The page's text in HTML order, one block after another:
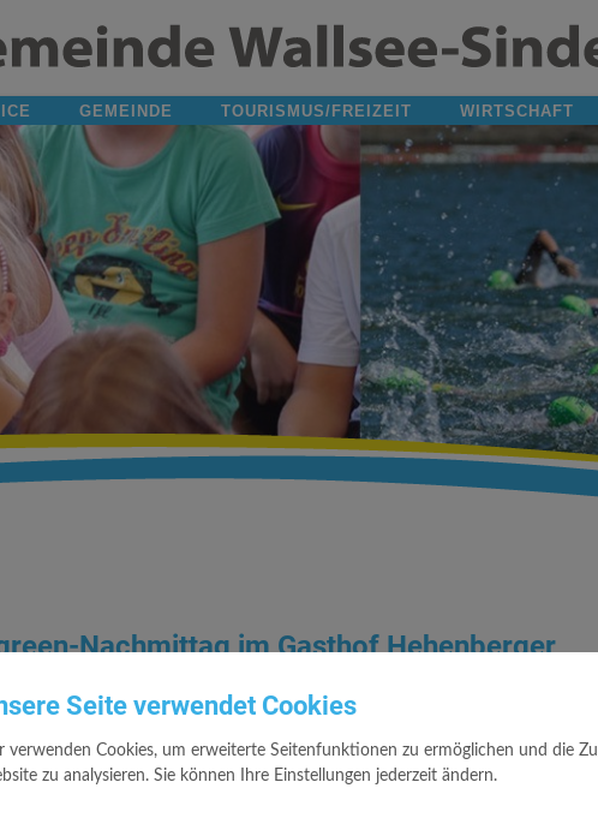
GEMEINDE TOURISMUS/FREIZEIT WIRTSCHAFT
Nachmittag im Gasthof Hehenberger
10. November 2026 15:00 Uhr bis 20:00 Uhr
Tanzen und Mitsingen
Seite verwendet Cookies
verwenden Cookies, um erweiterte Seitenfunktionen zu ermöglichen und die
zu analysieren. Sie können Ihre Einstellungen jederzeit ändern.